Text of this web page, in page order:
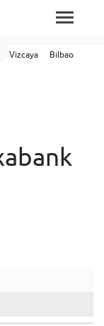
Vizcaya
Bilbao